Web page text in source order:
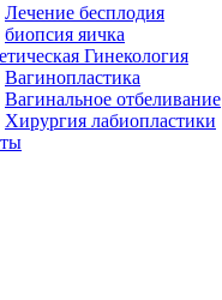
Лечение бесплодия
биопсия яичка
Гинекология
Вагинопластика
Вагинальное отбеливание
Хирургия лабиопластики